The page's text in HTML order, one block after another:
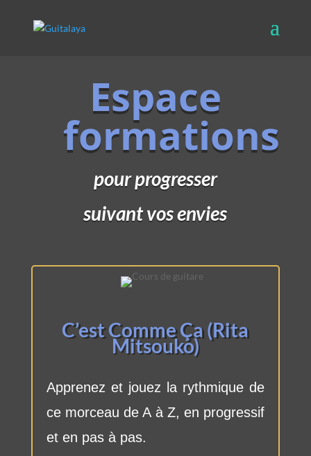
Espace
formations
pour progresser
suivant vos envies
C’est Comme Ça (Rita
Mitsouko)
Apprenez et jouez la rythmique de
ce morceau de A à Z, en progressif
et en pas à pas.